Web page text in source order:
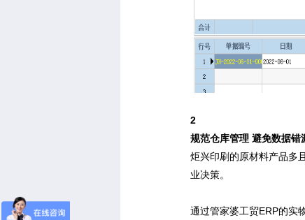
2
规范仓库管理 避免数据错
炬兴印刷的原材料产品多
业决策。
通过管家婆工贸ERP的实